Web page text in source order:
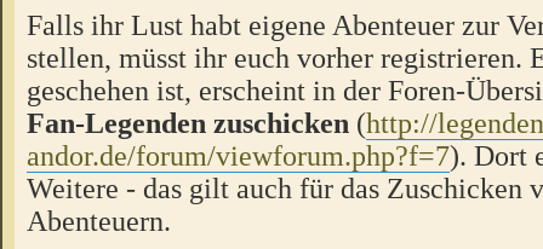
Falls ihr Lust habt eigene Abenteuer zur
stellen, müsst ihr euch vorher registrieren.
geschehen ist, erscheint in der Foren-
Fan-Legenden zuschicken (http://
andor.de/forum/viewforum.php?f=7). Dort
Weitere - das gilt auch für das Zuschicken
Abenteuern.